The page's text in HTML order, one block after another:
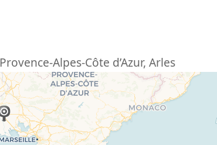
Provence-Alpes-Côte d’Azur, Arles